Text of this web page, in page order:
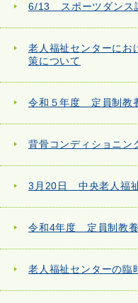
6/13 スポーツダンス
老人福祉センターにお
策について
令和５年度 定員制教
背骨コンディショニ
3月20日 中央老人福
令和4年度 定員制教
老人福祉センターの